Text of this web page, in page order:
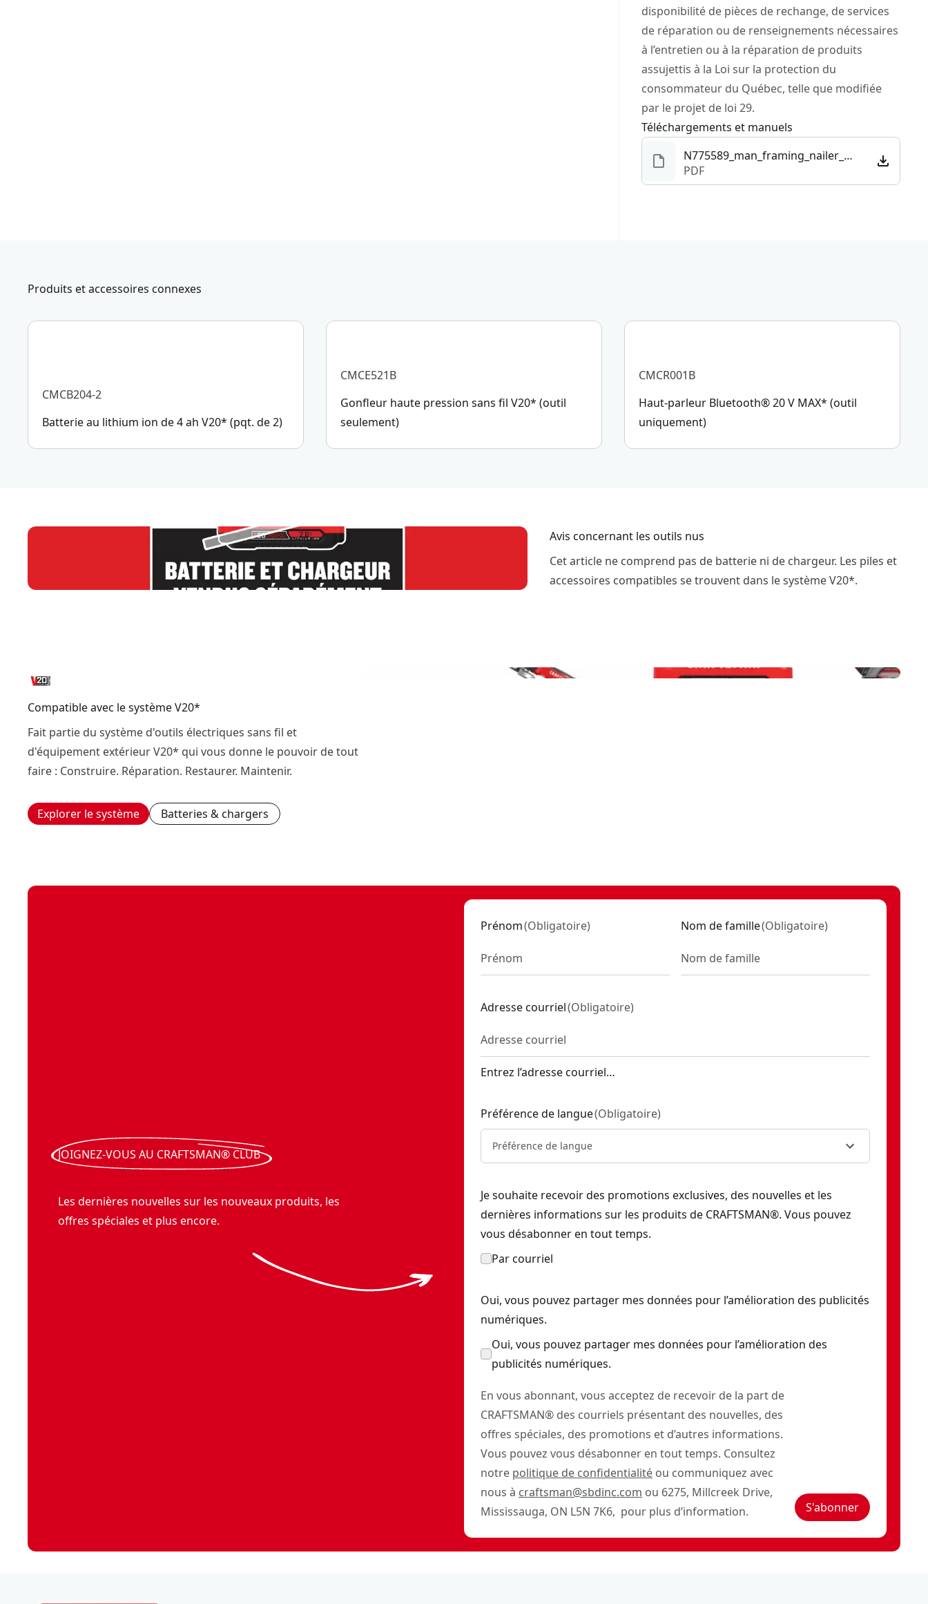
cet outil compatible VERSATRACK une fois le
travail terminé. (Système VERSATRACK vendu
séparément)
Léger et équilibré – Travaillez de longues heures
grâce à sa légèreté et à sa conception bien
équilibrée
disponibilité de pièces de rechange, de services
de réparation ou de renseignements nécessaires
à l’entretien ou à la réparation de produits
assujettis à la Loi sur la protection du
consommateur du Québec, telle que modifiée
par le projet de loi 29.
Téléchargements et manuels
N775589_man_framing_nailer_CMCN630_NA.pdf
PDF
Produits et accessoires connexes
CMCB204-2
Batterie au lithium ion de 4 ah V20* (pqt. de 2)
CMCE521B
Gonfleur haute pression sans fil V20* (outil
seulement)
CMCR001B
Haut-parleur Bluetooth® 20 V MAX* (outil
uniquement)
Avis concernant les outils nus
Cet article ne comprend pas de batterie ni de chargeur. Les piles et
accessoires compatibles se trouvent dans le système V20*.
Compatible avec le système V20*
Fait partie du système d'outils électriques sans fil et
d'équipement extérieur V20* qui vous donne le pouvoir de tout
faire : Construire. Réparation. Restaurer. Maintenir.
Explorer le système Batteries & chargers
JOIGNEZ-VOUS AU CRAFTSMAN® CLUB
Les dernières nouvelles sur les nouveaux produits, les
offres spéciales et plus encore.
Prénom(Obligatoire) Nom de famille(Obligatoire)
Adresse courriel(Obligatoire)
Entrez l’adresse courriel…
Préférence de langue(Obligatoire)
Préférence de langue
Je souhaite recevoir des promotions exclusives, des nouvelles et les
dernières informations sur les produits de CRAFTSMAN®. Vous pouvez
vous désabonner en tout temps.
Par courriel
Oui, vous pouvez partager mes données pour l’amélioration des publicités
numériques.
Oui, vous pouvez partager mes données pour l’amélioration des
publicités numériques.
En vous abonnant, vous acceptez de recevoir de la part de
CRAFTSMAN® des courriels présentant des nouvelles, des
offres spéciales, des promotions et d’autres informations.
Vous pouvez vous désabonner en tout temps. Consultez
notre politique de confidentialité ou communiquez avec
nous à craftsman@sbdinc.com ou 6275, Millcreek Drive,
Mississauga, ON L5N 7K6, pour plus d’information.
S'abonner